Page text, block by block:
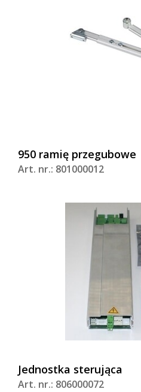
950 ramię przegubowe
Art. nr.: 801000012
Jednostka sterująca
Art. nr.: 806000072